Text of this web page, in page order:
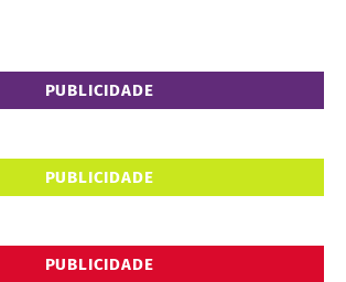
PUBLICIDADE
PUBLICIDADE
PUBLICIDADE